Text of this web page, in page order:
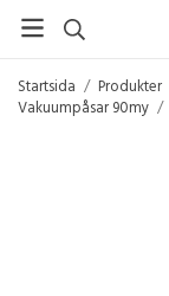
Startsida / Produkter
Vakuumpåsar 90my /